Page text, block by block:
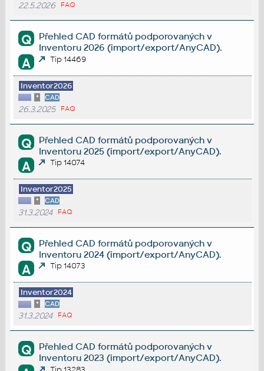
22.5.2026 FAQ
Q
Přehled CAD formátů podporovaných v
Inventoru 2026 (import/export/AnyCAD).
A Tip 14469
Inventor2026
* CAD
26.3.2025 FAQ
Q
Přehled CAD formátů podporovaných v
Inventoru 2025 (import/export/AnyCAD).
A Tip 14074
Inventor2025
* CAD
31.3.2024 FAQ
Q
Přehled CAD formátů podporovaných v
Inventoru 2024 (import/export/AnyCAD).
A Tip 14073
Inventor2024
* CAD
31.3.2024 FAQ
Q
Přehled CAD formátů podporovaných v
Inventoru 2023 (import/export/AnyCAD).